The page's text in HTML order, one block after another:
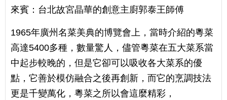
來賓：台北故宮晶華的創意主廚郭泰王師傅
1965年廣州名菜美典的博覽會上，當時介紹的粵菜
高達5400多種，數量驚人，儘管粵菜在五大菜系當
中起步較晚的，但是它卻可以吸收各大菜系的優
點，它善於模仿融合之後再創新，而它的烹調技法
更是千變萬化，粵菜之所以會這麼精彩，